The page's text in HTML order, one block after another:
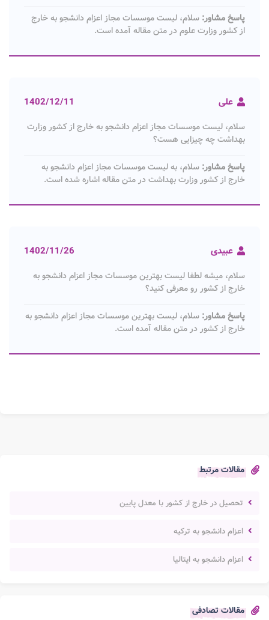
مقالات مرتبط
تحصیل در خارج از کشور با معدل پایین
اعزام دانشجو به ترکیه
اعزام دانشجو به ایتالیا
مقالات تصادفی
پاسخ مشاور: سلام، لیست موسسات مجاز اعزام دانشجو به خارج
از کشور وزارت علوم در متن مقاله آمده است.
علی 1402/12/11
سلام، لیست موسسات مجاز اعزام دانشجو به خارج از کشور وزارت
بهداشت چه چیزایی هست؟
پاسخ مشاور: سلام، به لیست موسسات مجاز اعزام دانشجو به
خارج از کشور وزارت بهداشت در متن مقاله اشاره شده است.
عبیدی 1402/11/26
سلام، میشه لطفا لیست بهترین موسسات مجاز اعزام دانشجو به
خارج از کشور رو معرفی کنید؟
پاسخ مشاور: سلام، لیست بهترین موسسات مجاز اعزام دانشجو به
خارج از کشور در متن مقاله آمده است.